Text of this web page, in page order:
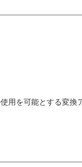
用を可能とする変換